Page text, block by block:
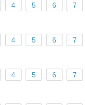
4 5 6 7
4 5 6 7
4 5 6 7